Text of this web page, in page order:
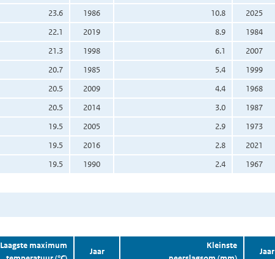
23.6 1986 10.8 2025
22.1 2019 8.9 1984
21.3 1998 6.1 2007
20.7 1985 5.4 1999
20.5 2009 4.4 1968
20.5 2014 3.0 1987
19.5 2005 2.9 1973
19.5 2016 2.8 2021
19.5 1990 2.4 1967
Laagste maximum
Jaar
Kleinste
Jaar